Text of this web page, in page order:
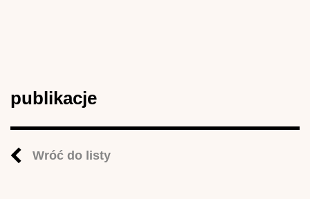
publikacje
Wróć do listy